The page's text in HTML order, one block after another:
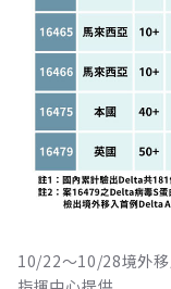
10/22～10/28境外